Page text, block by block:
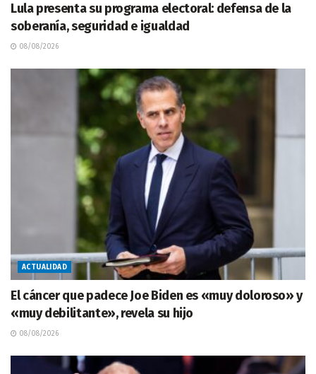
Lula presenta su programa electoral: defensa de la
soberanía, seguridad e igualdad
08/08/2026
ACTUALIDAD
El cáncer que padece Joe Biden es «muy doloroso» y
«muy debilitante», revela su hijo
08/08/2026